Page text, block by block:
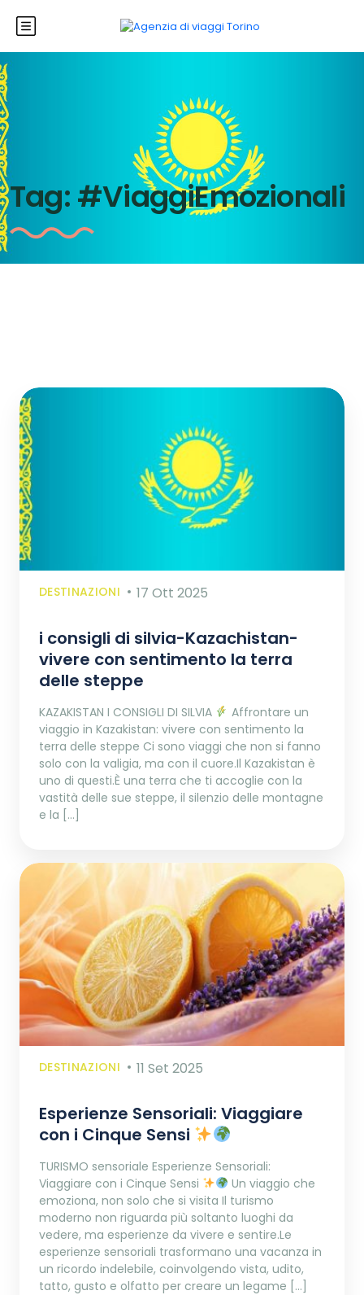
Tag:#ViaggiEmozionali
DESTINAZIONI 17 Ott 2025
i consigli di silvia-Kazachistan-
vivere con sentimento la terra
delle steppe
KAZAKISTAN I CONSIGLI DI SILVIA
Affrontare un
viaggio in Kazakistan: vivere con sentimento la
terra delle steppe Ci sono viaggi che non si fanno
solo con la valigia, ma con il cuore.Il Kazakistan è
uno di questi.È una terra che ti accoglie con la
vastità delle sue steppe, il silenzio delle montagne
e la […]
DESTINAZIONI 11 Set 2025
Esperienze Sensoriali: Viaggiare
con i Cinque Sensi
TURISMO sensoriale Esperienze Sensoriali:
Viaggiare con i Cinque Sensi
Un viaggio che
emoziona, non solo che si visita Il turismo
moderno non riguarda più soltanto luoghi da
vedere, ma esperienze da vivere e sentire.Le
esperienze sensoriali trasformano una vacanza in
un ricordo indelebile, coinvolgendo vista, udito,
tatto, gusto e olfatto per creare un legame […]